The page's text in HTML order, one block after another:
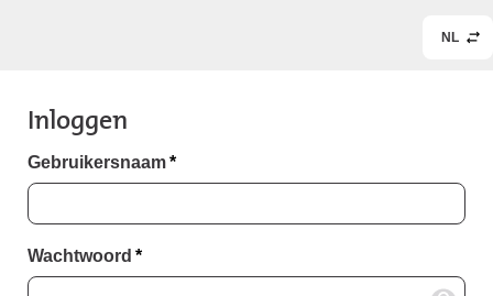
NL
Inloggen
Gebruikersnaam*
Wachtwoord *